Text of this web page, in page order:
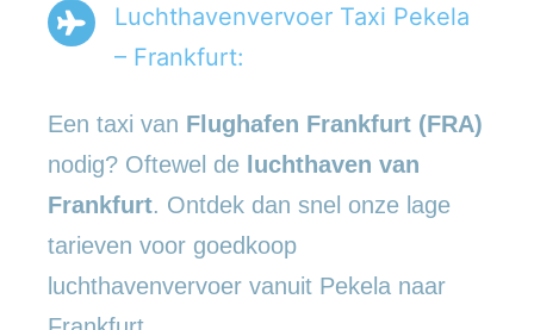
Luchthavenvervoer Taxi Pekela
– Frankfurt:
Een taxi van Flughafen Frankfurt (FRA)
nodig? Oftewel de luchthaven van
Frankfurt. Ontdek dan snel onze lage
tarieven voor goedkoop
luchthavenvervoer vanuit Pekela naar